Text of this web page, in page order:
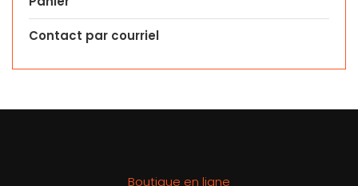
Contact par courriel
Boutique en ligne